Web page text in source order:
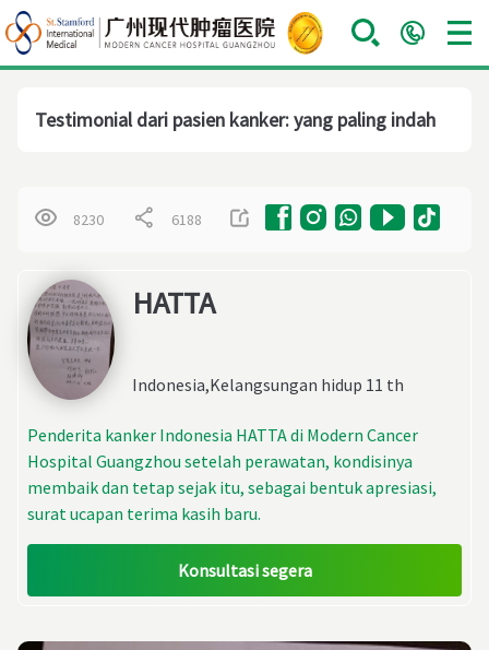
Testimonial dari pasien kanker: yang paling indah
8230 6188
HATTA
Indonesia,Kelangsungan hidup 11 th
Penderita kanker Indonesia HATTA di Modern Cancer
Hospital Guangzhou setelah perawatan, kondisinya
membaik dan tetap sejak itu, sebagai bentuk apresiasi,
surat ucapan terima kasih baru.
Konsultasi segera